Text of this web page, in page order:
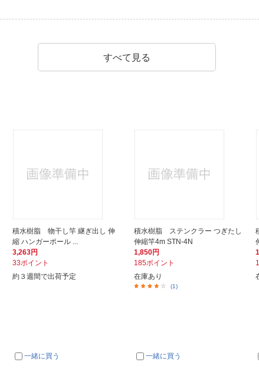
すべて見る
積水樹脂 物干し竿 継ぎ出し 伸
縮 ハンガーポール ...
3,263円
33ポイント
約３週間で出荷予定
一緒に買う
積水樹脂 ステンクラー つぎたし
伸縮竿4m STN-4N
1,850円
185ポイント
在庫あり
(1)
一緒に買う